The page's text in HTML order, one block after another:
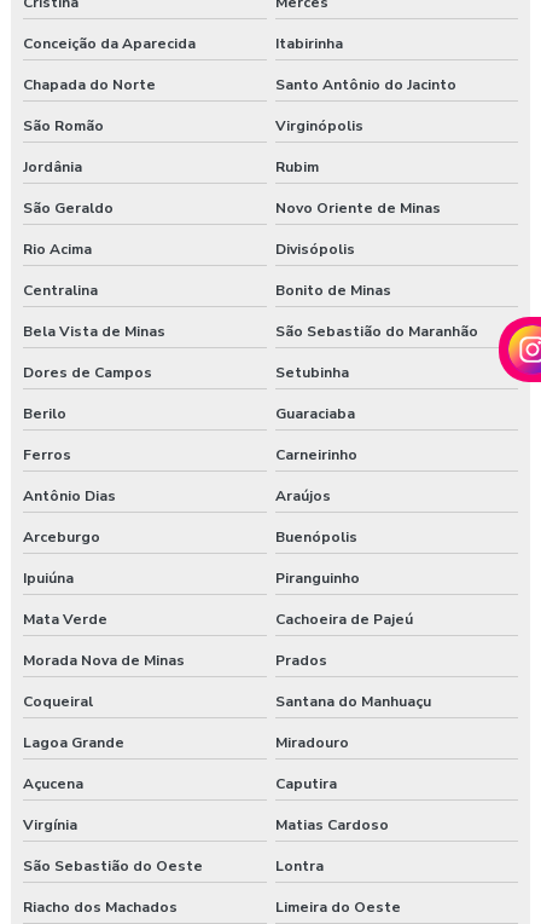
Conceição da Aparecida Itabirinha
Chapada do Norte Santo Antônio do Jacinto
São Romão Virginópolis
Jordânia Rubim
São Geraldo Novo Oriente de Minas
Rio Acima Divisópolis
Centralina Bonito de Minas
Bela Vista de Minas São Sebastião do Maranhão
Dores de Campos Setubinha
Berilo Guaraciaba
Ferros Carneirinho
Antônio Dias Araújos
Arceburgo Buenópolis
Ipuiúna Piranguinho
Mata Verde Cachoeira de Pajeú
Morada Nova de Minas Prados
Coqueiral Santana do Manhuaçu
Lagoa Grande Miradouro
Açucena Caputira
Virgínia Matias Cardoso
São Sebastião do Oeste Lontra
Riacho dos Machados Limeira do Oeste